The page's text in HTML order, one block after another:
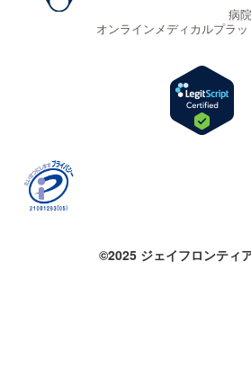
病
オンラインメディカルプラ
©2025 ジェイフロンティ